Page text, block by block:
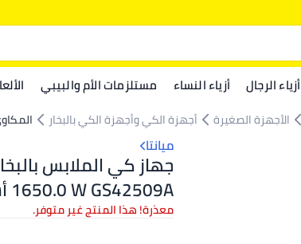
أزياء الرجال أزياء النساء مستلزمات الأم والبيبي
الأجهزة الصغيرة أجهزة الكي وأجهزة الكي بالبخار
ميانتا
1650.0 W GS42509A أسود
معذرة! هذا المنتج غير متوفر.